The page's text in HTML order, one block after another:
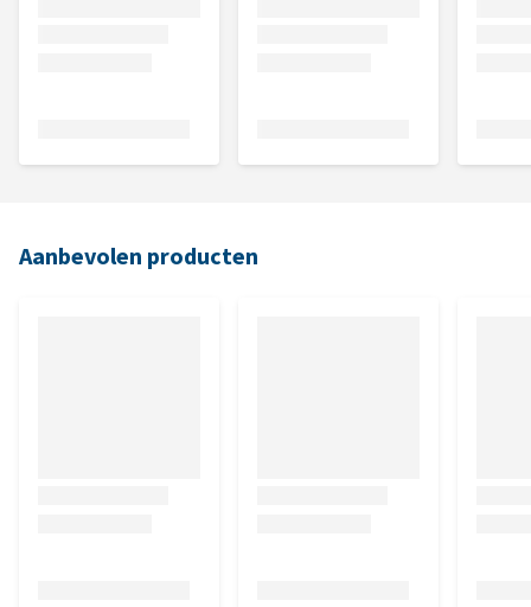
Aanbevolen producten